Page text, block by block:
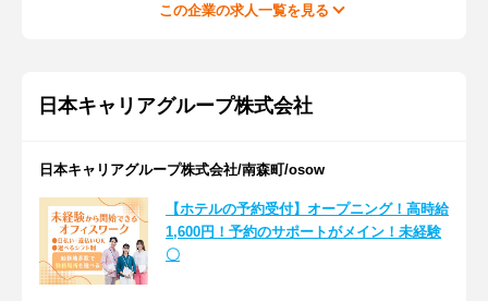
この企業の求人一覧を見る
日本キャリアグループ株式会社
日本キャリアグループ株式会社/南森町/osow
【ホテルの予約受付】オープニング！高時給
1,600円！予約のサポートがメイン！未経験
〇